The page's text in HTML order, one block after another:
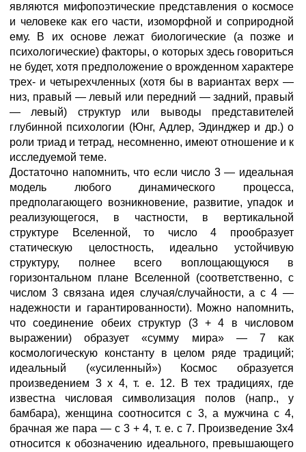
являются мифопоэтические представления о космосе
и человеке как его части, изоморфной и соприродной
ему. В их основе лежат биологические (а позже и
психологические) факторы, о которых здесь говориться
не будет, хотя предположение о врожденном характере
трех- и четырехчленных (хотя бы в вариантах верх —
низ, правый — левый или передний — задний, правый
— левый) структур или выводы представителей
глубинной психологии (Юнг, Адлер, Эдинджер и др.) о
роли триад и тетрад, несомненно, имеют отношение и к
исследуемой теме.
Достаточно напомнить, что если число 3 — идеальная
модель любого динамического процесса,
предполагающего возникновение, развитие, упадок и
реализующегося, в частности, в вертикальной
структуре Вселенной, то число 4 прообразует
статическую целостность, идеально устойчивую
структуру, полнее всего воплощающуюся в
горизонтальном плане Вселенной (соответственно, с
числом 3 связана идея случая/случайности, а с 4 —
надежности и гарантированности). Можно напомнить,
что соединение обеих структур (3 + 4 в числовом
выражении) образует «сумму мира» — 7 как
космологическую константу в целом ряде традиций;
идеальный («усиленный») Космос образуется
произведением 3 х 4, т. е. 12. В тех традициях, где
известна числовая символизация полов (напр., у
бамбара), женщина соотносится с 3, а мужчина с 4,
брачная же пара — с 3 + 4, т. е. с 7. Произведение 3x4
относится к обозначению идеального, превышающего